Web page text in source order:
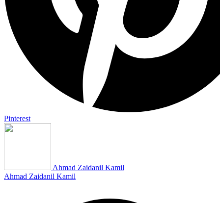
Pinterest
Ahmad Zaidanil Kamil
Ahmad Zaidanil Kamil